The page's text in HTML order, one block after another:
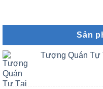
Sản
Tượng Quán Tự